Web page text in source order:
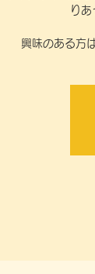
りあ